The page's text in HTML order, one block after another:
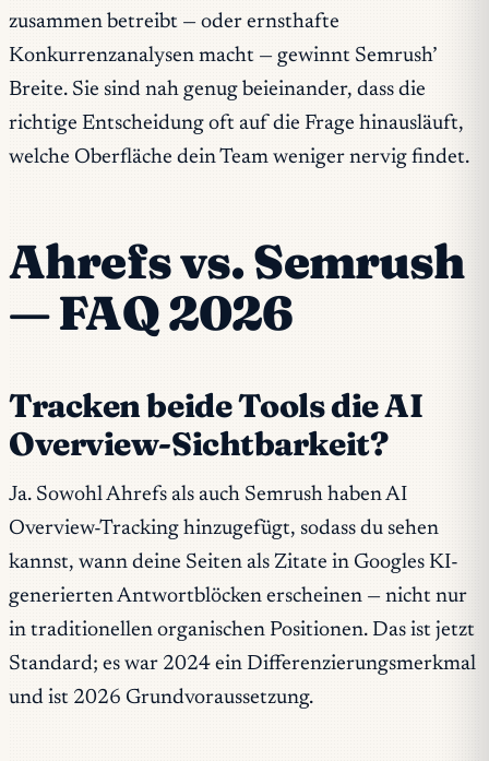
zusammen betreibt — oder ernsthafte
Konkurrenzanalysen macht — gewinnt Semrush’
Breite. Sie sind nah genug beieinander, dass die
richtige Entscheidung oft auf die Frage hinausläuft,
welche Oberfläche dein Team weniger nervig findet.
Ahrefs vs. Semrush
— FAQ 2026
Tracken beide Tools die AI
Overview-Sichtbarkeit?
Ja. Sowohl Ahrefs als auch Semrush haben AI
Overview-Tracking hinzugefügt, sodass du sehen
kannst, wann deine Seiten als Zitate in Googles KI-
generierten Antwortblöcken erscheinen — nicht nur
in traditionellen organischen Positionen. Das ist jetzt
Standard; es war 2024 ein Differenzierungsmerkmal
und ist 2026 Grundvoraussetzung.